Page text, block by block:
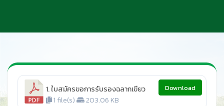
1. ใบสมัครขอการรับรองฉลากเขียว
1 file(s)
203.06 KB
Download